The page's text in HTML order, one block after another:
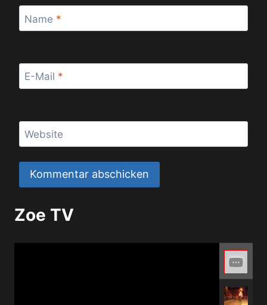
Name *
E-Mail *
Website
Zoe TV